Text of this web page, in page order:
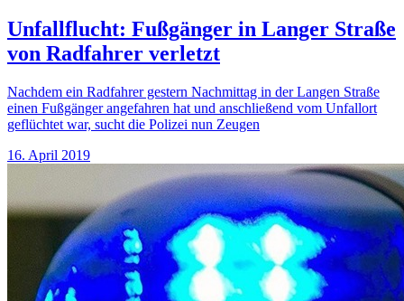
Unfallflucht: Fußgänger in Langer Straße
von Radfahrer verletzt
Nachdem ein Radfahrer gestern Nachmittag in der Langen Straße
einen Fußgänger angefahren hat und anschließend vom Unfallort
geflüchtet war, sucht die Polizei nun Zeugen
16. April 2019